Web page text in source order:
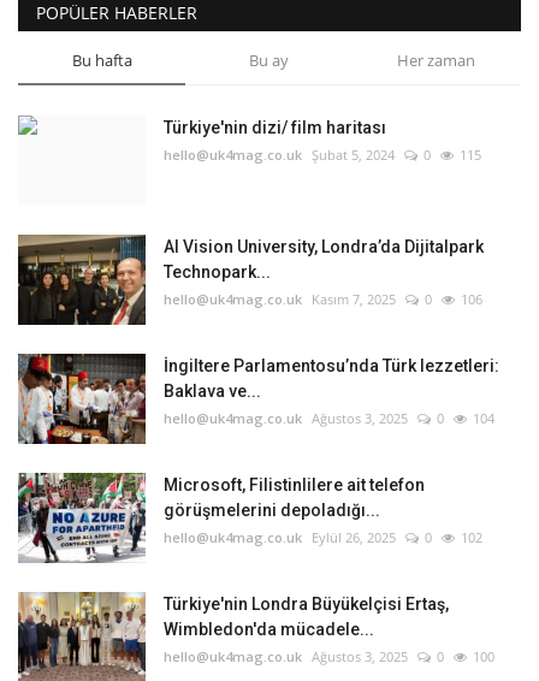
POPÜLER HABERLER
Bu hafta Bu ay Her zaman
Türkiye'nin dizi/ film haritası
hello@uk4mag.co.uk Şubat 5, 2024 0 115
AI Vision University, Londra’da Dijitalpark
Technopark...
hello@uk4mag.co.uk Kasım 7, 2025 0 106
İngiltere Parlamentosu’nda Türk lezzetleri:
Baklava ve...
hello@uk4mag.co.uk Ağustos 3, 2025 0 104
Microsoft, Filistinlilere ait telefon
görüşmelerini depoladığı...
hello@uk4mag.co.uk Eylül 26, 2025 0 102
Türkiye'nin Londra Büyükelçisi Ertaş,
Wimbledon'da mücadele...
hello@uk4mag.co.uk Ağustos 3, 2025 0 100